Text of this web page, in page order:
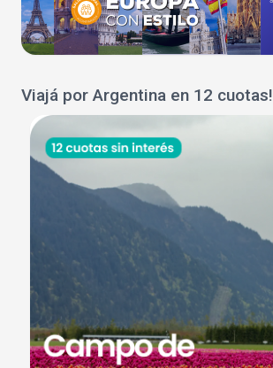
Viajá por Argentina en 12 cuotas!